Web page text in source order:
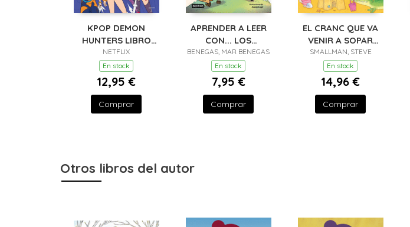
KPOP DEMON
HUNTERS LIBRO
PARA COLOREAR
NETFLIX
En stock
12,95 €
Comprar
APRENDER A LEER
CON... LOS
DETECTIVES
ZOOPENCOS 11. EL
ROBO DEL LOBO
BENEGAS, MAR BENEGAS
En stock
7,95 €
Comprar
EL CRANC QUE VA
VENIR A SOPAR
(L'OVELLETA QUE VA
VENIR A SOPAR)
SMALLMAN, STEVE
En stock
14,96 €
Comprar
Otros libros del autor